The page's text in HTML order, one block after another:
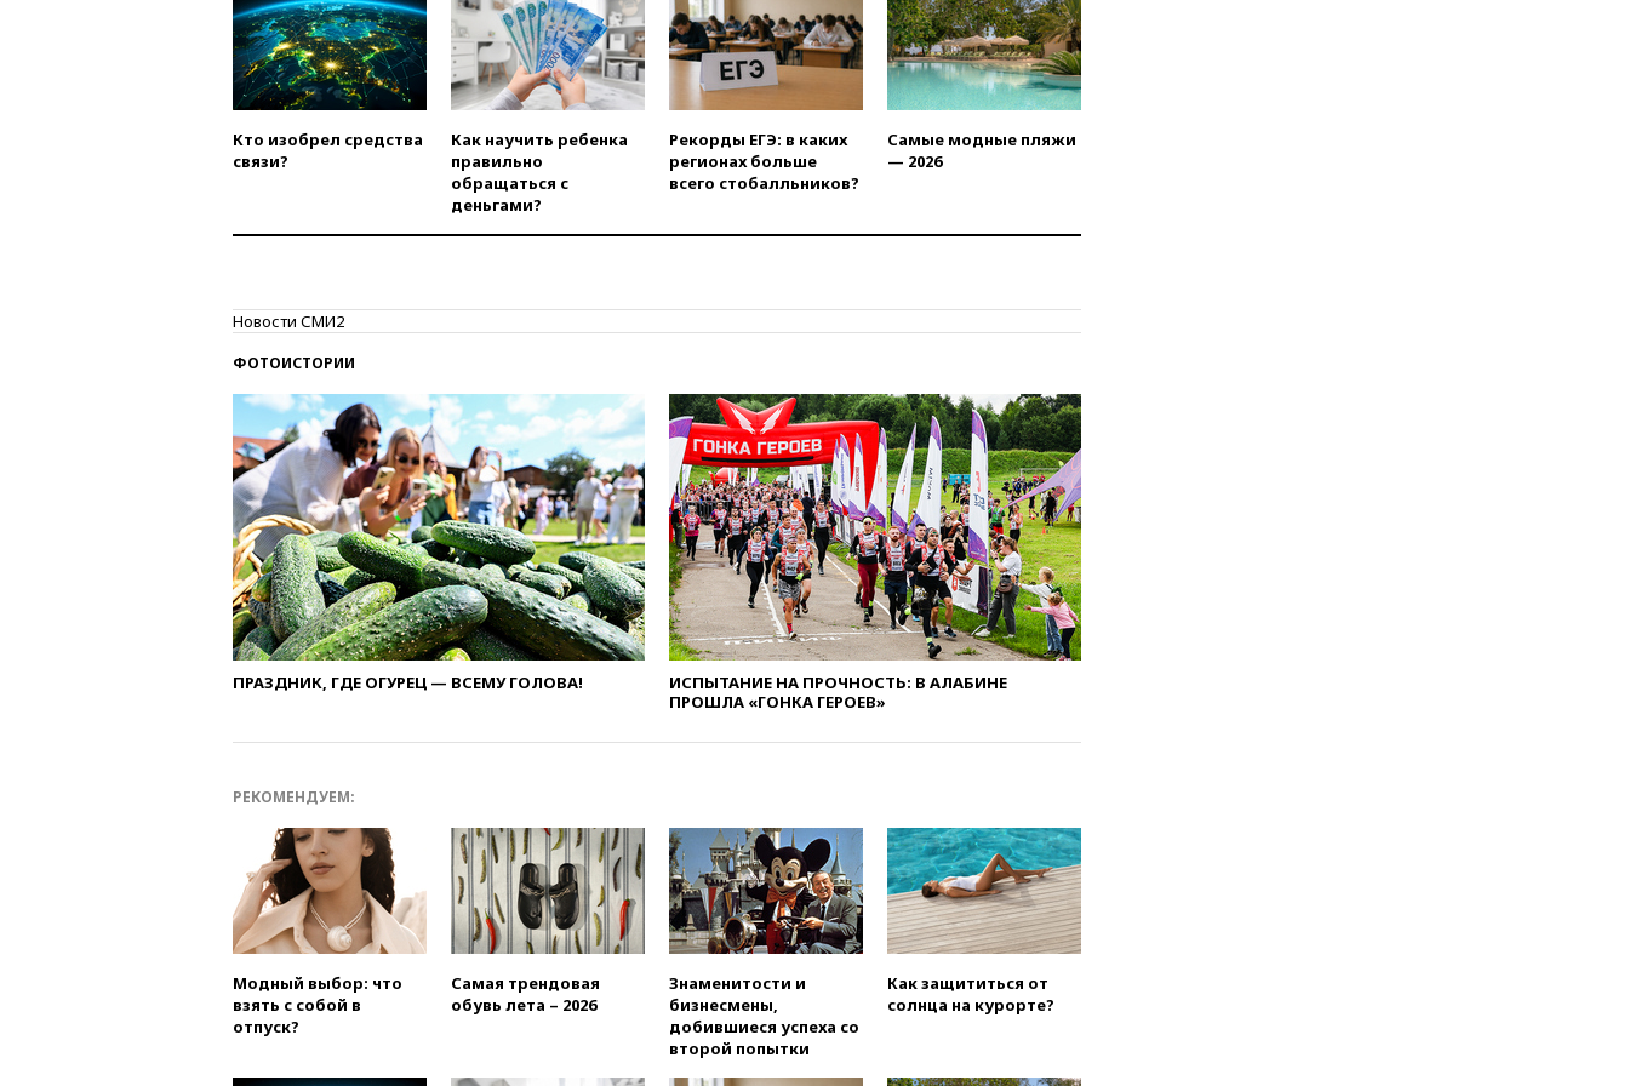
объединились в военный
альянс
14:39
Экс-издатель Popcorn
Books получил условный срок
по делу о пропаганде ЛГБТ
14:34
Минпромторг не
намерен сокращать перечень
товаров для параллельного
14:09Глава Тувы включил
13:57Wildberries запустит
программу по открытию
партнерских хабов
13:53Сенаторы Аргентины
одобрили скандальный
законопроект о частной
собственности
13:36ABC News: запасы
вооружений США достигли
крайне низкого уровня
13:16«Родина» просит
Верховный суд снять «Яблоко»
Украине
13:09
Суд обязал москвичку
выселить из квартиры
крокодила, лису и других
животных
запустить групповые
безвизовые турпоездки для
Вьетнама
12:36
Экспорт растворимого
Кто изобрел средства
связи?
Как научить ребенка
правильно
обращаться с
деньгами?
Рекорды ЕГЭ: в каких
регионах больше
всего стобалльников?
Самые модные пляжи
— 2026
Новости СМИ2
ФОТОИСТОРИИ
ПРАЗДНИК, ГДЕ ОГУРЕЦ — ВСЕМУ ГОЛОВА!
ИСПЫТАНИЕ НА ПРОЧНОСТЬ: В АЛАБИНЕ
ПРОШЛА «ГОНКА ГЕРОЕВ»
РЕКОМЕНДУЕМ:
Модный выбор: что
взять с собой в
отпуск?
Самая трендовая
обувь лета – 2026
Знаменитости и
бизнесмены,
добившиеся успеха со
второй попытки
Как защититься от
солнца на курорте?